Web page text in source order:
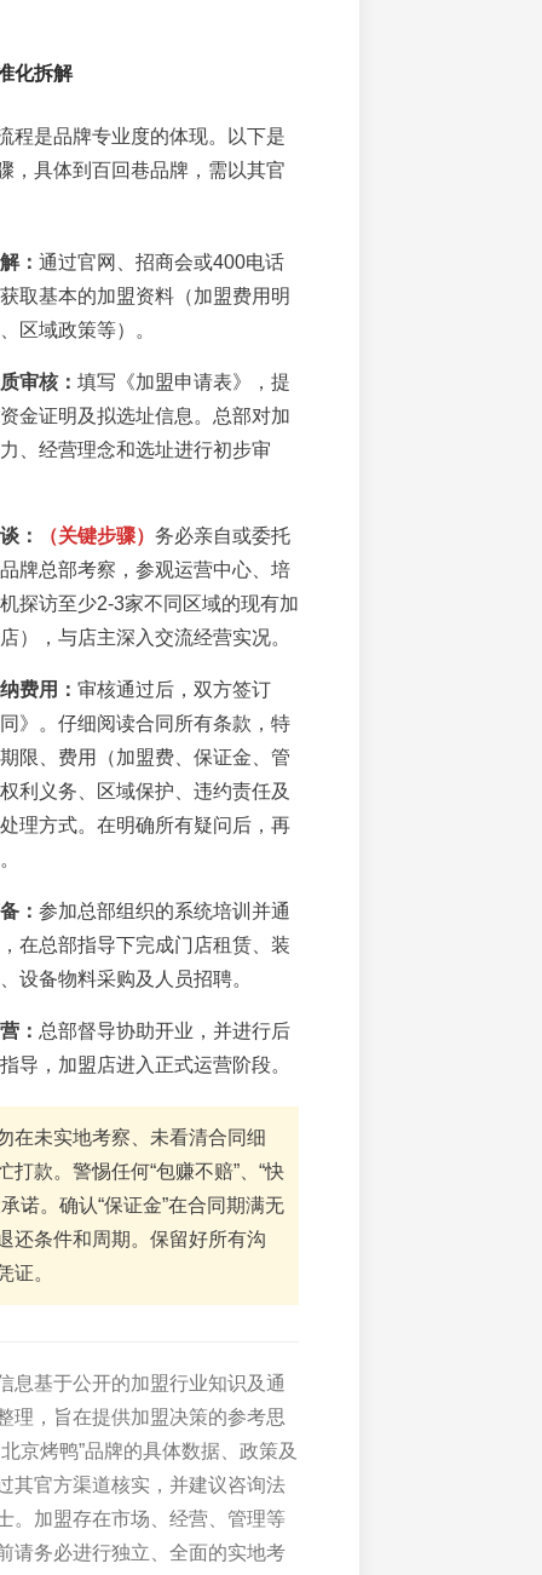
化拆解
程是品牌专业度的体现。以下是
，具体到百回巷品牌，需以其官
： 通过官网、招商会或400电话
取基本的加盟资料（加盟费用明
区域政策等）。
审核： 填写《加盟申请表》，提
金证明及拟选址信息。总部对加
、经营理念和选址进行初步审
： （关键步骤） 务必亲自或委托
牌总部考察，参观运营中心、培
探访至少2-3家不同区域的现有加
），与店主深入交流经营实况。
费用： 审核通过后，双方签订
》。仔细阅读合同所有条款，特
限、费用（加盟费、保证金、管
利义务、区域保护、违约责任及
理方式。在明确所有疑问后，再
： 参加总部组织的系统培训并通
在总部指导下完成门店租赁、装
设备物料采购及人员招聘。
： 总部督导协助开业，并进行后
导，加盟店进入正式运营阶段。
在未实地考察、未看清合同细
打款。警惕任何“包赚不赔”、“快
诺。确认“保证金”在合同期满无
还条件和周期。保留好所有沟
证。
息基于公开的加盟行业知识及通
理，旨在提供加盟决策的参考思
京烤鸭”品牌的具体数据、政策及
其官方渠道核实，并建议咨询法
。加盟存在市场、经营、管理等
请务必进行独立、全面的实地考